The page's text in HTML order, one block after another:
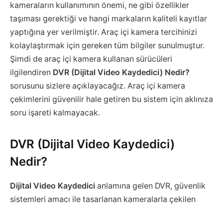
kameraların kullanımının önemi, ne gibi özellikler
taşıması gerektiği ve hangi markaların kaliteli kayıtlar
yaptığına yer verilmiştir. Araç içi kamera tercihinizi
kolaylaştırmak için gereken tüm bilgiler sunulmuştur.
Şimdi de araç içi kamera kullanan sürücüleri
ilgilendiren DVR (Dijital Video Kaydedici) Nedir?
sorusunu sizlere açıklayacağız. Araç içi kamera
çekimlerini güvenilir hale getiren bu sistem için aklınıza
soru işareti kalmayacak.
DVR (Dijital Video Kaydedici)
Nedir?
Dijital Video Kaydedici anlamına gelen DVR, güvenlik
sistemleri amacı ile tasarlanan kameralarla çekilen